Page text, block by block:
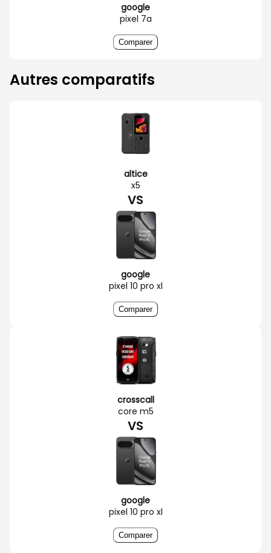
google
pixel 7a
Comparer
Autres comparatifs
altice
x5
VS
google
pixel 10 pro xl
Comparer
crosscall
core m5
VS
google
pixel 10 pro xl
Comparer